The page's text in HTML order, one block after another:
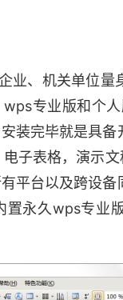
业、机关单位量
专业版和个
装完毕就是具
子表格，演示
平台以及跨设
永久wps专业